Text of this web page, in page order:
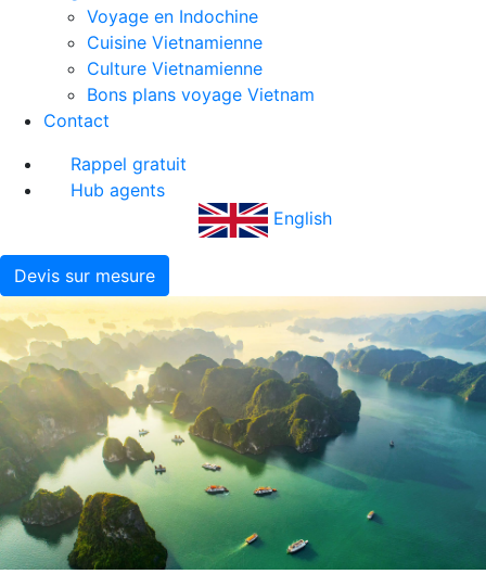
Voyage en Indochine
Cuisine Vietnamienne
Culture Vietnamienne
Bons plans voyage Vietnam
Contact
Rappel gratuit
Hub agents
English
Devis sur mesure